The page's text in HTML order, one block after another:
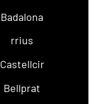
Badalona
rrius
Castellcir
Bellprat